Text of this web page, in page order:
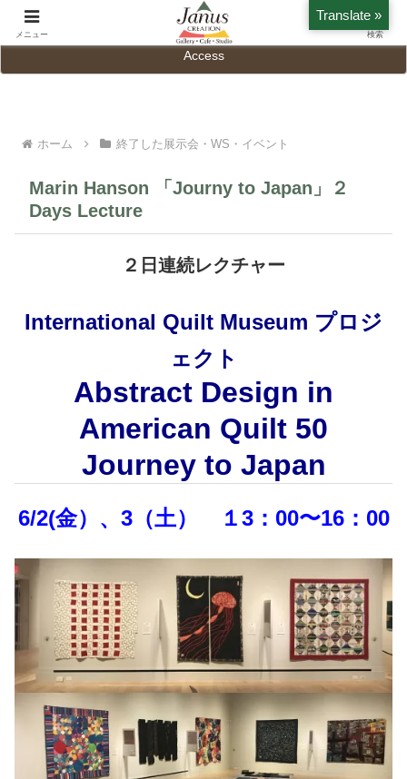
History
Access
ホーム 終了した展示会・WS・イベント
Marin Hanson 「Journy to Japan」２
Days Lecture
２日連続レクチャー
International Quilt Museum プロジ
ェクト
Abstract Design in
American Quilt 50
Journey to Japan
6/2(金）、3（土） １3：00〜16：00
メニュー 検索
Translate »